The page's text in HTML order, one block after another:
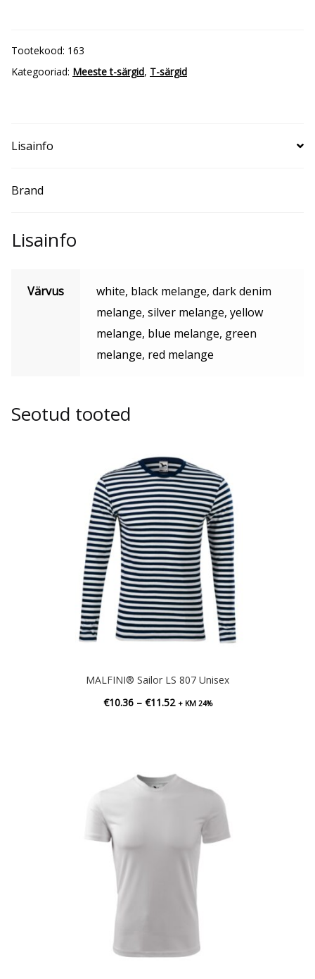
Tootekood: 163
Kategooriad: Meeste t-särgid, T-särgid
Lisainfo
Brand
Lisainfo
Värvus
white, black melange, dark denim
melange, silver melange, yellow
melange, blue melange, green
melange, red melange
Seotud tooted
MALFINI® Sailor LS 807 Unisex
€10.36 – €11.52Hinnavahemik:
+ KM 24%